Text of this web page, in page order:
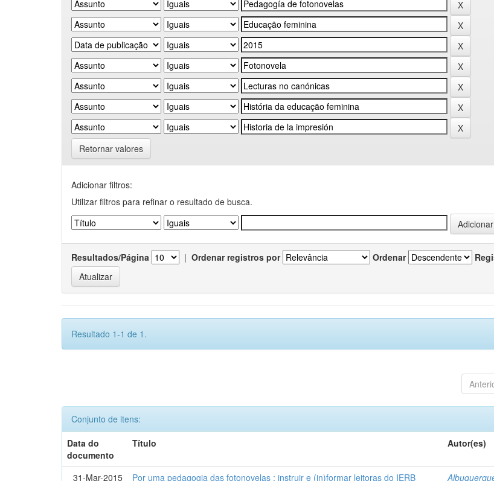
Retornar valores
Adicionar filtros:
Utilizar filtros para refinar o resultado de busca.
Resultados/Página | Ordenar registros por Ordenar
Resultado 1-1 de 1.
Conjunto de itens:
Data do
documento
Título Autor(es)
31-Mar-2015 Por uma pedagogia das fotonovelas : instruir e (in)formar leitoras do IERB